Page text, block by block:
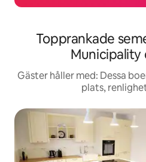
Topprankade
Municipality
Gäster håller med: Dessa
plats,